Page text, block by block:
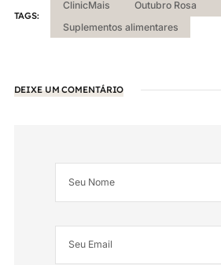
TAGS:
ClinicMais Outubro Rosa
Suplementos alimentares
DEIXE UM COMENTÁRIO